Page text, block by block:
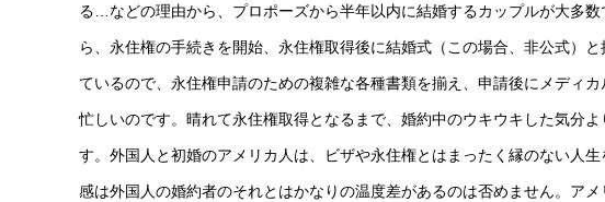
る…などの理由から、プロポーズから半年以内に結婚するカップルが大多
ら、永住権の手続きを開始、永住権取得後に結婚式（この場合、非公式）
ているので、永住権申請のための複雑な各種書類を揃え、申請後にメディ
忙しいのです。晴れて永住権取得となるまで、婚約中のウキウキした気分
す。外国人と初婚のアメリカ人は、ビザや永住権とはまったく縁のない人
感は外国人の婚約者のそれとはかなりの温度差があるのは否めません。ア